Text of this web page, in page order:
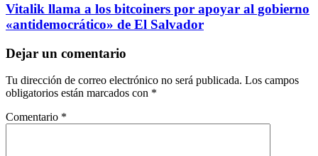
Vitalik llama a los bitcoiners por apoyar al gobierno
«antidemocrático» de El Salvador
Dejar un comentario
Tu dirección de correo electrónico no será publicada. Los campos
obligatorios están marcados con *
Comentario *